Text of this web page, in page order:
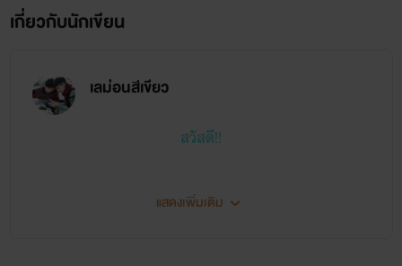
เกี่ยวกับนักเขียน
เลม่อนสีเขียว
สวัสดี!!
แสดงเพิ่มเติม